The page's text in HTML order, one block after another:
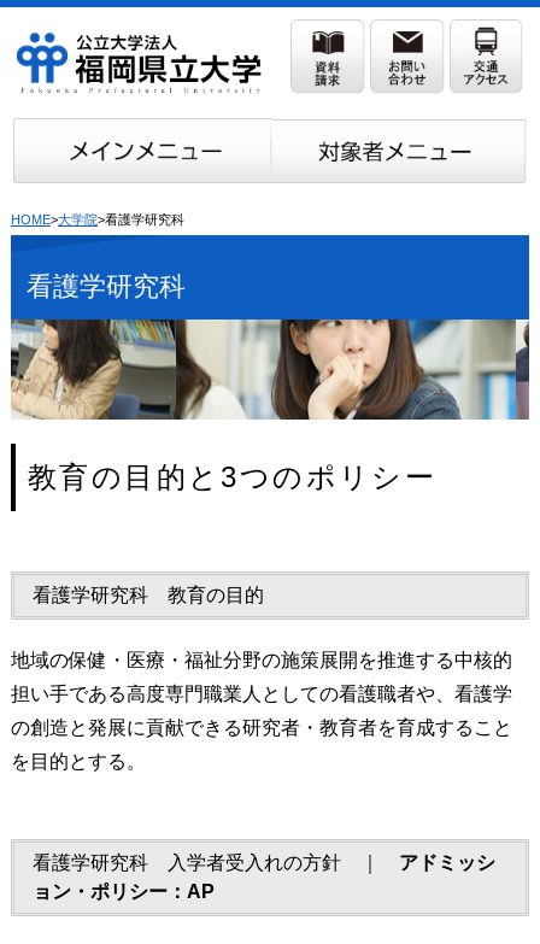
HOME>大学院>看護学研究科
看護学研究科
教育の目的と3つのポリシー
看護学研究科 教育の目的
地域の保健・医療・福祉分野の施策展開を推進する中核的
担い手である高度専門職業人としての看護職者や、看護学
の創造と発展に貢献できる研究者・教育者を育成すること
を目的とする。
看護学研究科 入学者受入れの方針 ｜ アドミッシ
ョン・ポリシー：AP